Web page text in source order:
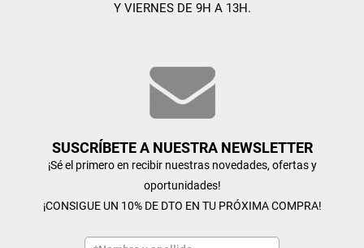
Y VIERNES DE 9H A 13H.
SUSCRÍBETE A NUESTRA NEWSLETTER
¡Sé el primero en recibir nuestras novedades, ofertas y
oportunidades!
¡CONSIGUE UN 10% DE DTO EN TU PRÓXIMA COMPRA!